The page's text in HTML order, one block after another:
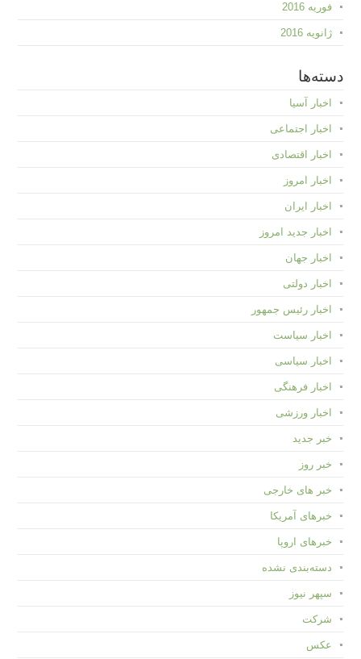
فوریه 2016
ژانویه 2016
دسته‌ها
اخبار آسیا
اخبار اجتماعی
اخبار اقتصادی
اخبار امروز
اخبار ایران
اخبار جدید امروز
اخبار جهان
اخبار دولتی
اخبار رئیس جمهور
اخبار سیاست
اخبار سیاسی
اخبار فرهنگی
اخبار ورزشی
خبر جدید
خبر روز
خبر های خارجی
خبرهای آمریکا
خبرهای اروپا
دسته‌بندی نشده
سپهر نیوز
شرکت
عکس